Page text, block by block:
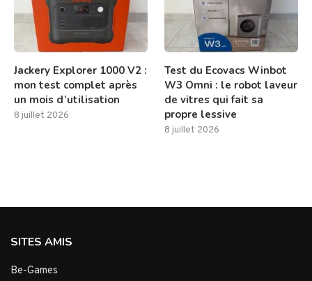
Jackery Explorer 1000 V2 :
mon test complet après
un mois d’utilisation
8 juillet 2026
Test du Ecovacs Winbot
W3 Omni : le robot laveur
de vitres qui fait sa
propre lessive
8 juillet 2026
SITES AMIS
Be-Games